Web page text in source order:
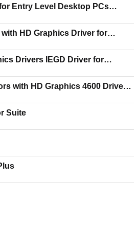
Entry Level Desktop PCs
HD Graphics Driver for
Drivers IEGD Driver for
with HD Graphics 4600 Driver
Suite